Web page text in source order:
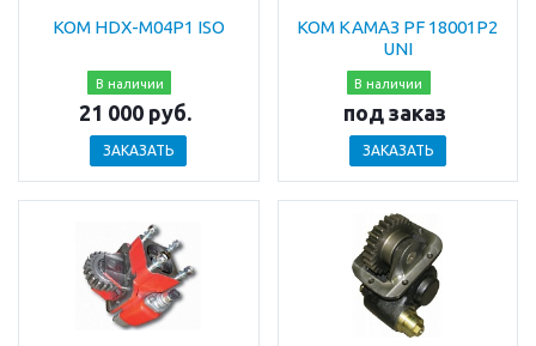
КОМ HDX-M04P1 ISO
В наличии
21 000 руб.
ЗАКАЗАТЬ
КОМ КАМАЗ PF 18001P2
UNI
В наличии
под заказ
ЗАКАЗАТЬ